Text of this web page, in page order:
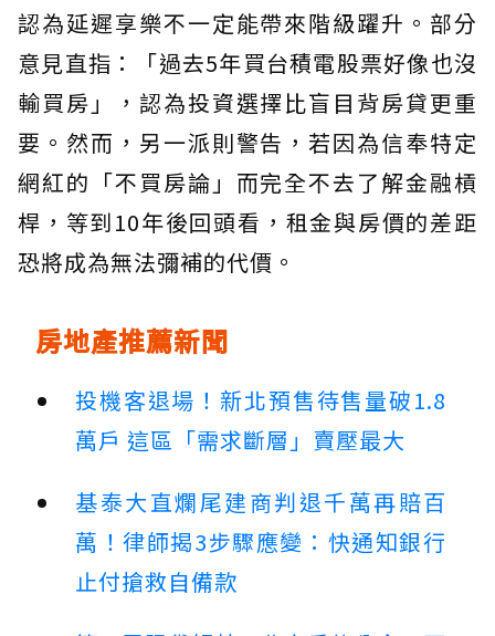
認為延遲享樂不一定能帶來階級躍升。部分
意見直指：「過去5年買台積電股票好像也沒
輸買房」，認為投資選擇比盲目背房貸更重
要。然而，另一派則警告，若因為信奉特定
網紅的「不買房論」而完全不去了解金融槓
桿，等到10年後回頭看，租金與房價的差距
恐將成為無法彌補的代價。
房地產推薦新聞
投機客退場！新北預售待售量破1.8
萬戶 這區「需求斷層」賣壓最大
基泰大直爛尾建商判退千萬再賠百
萬！律師揭3步驟應變：快通知銀行
止付搶救自備款